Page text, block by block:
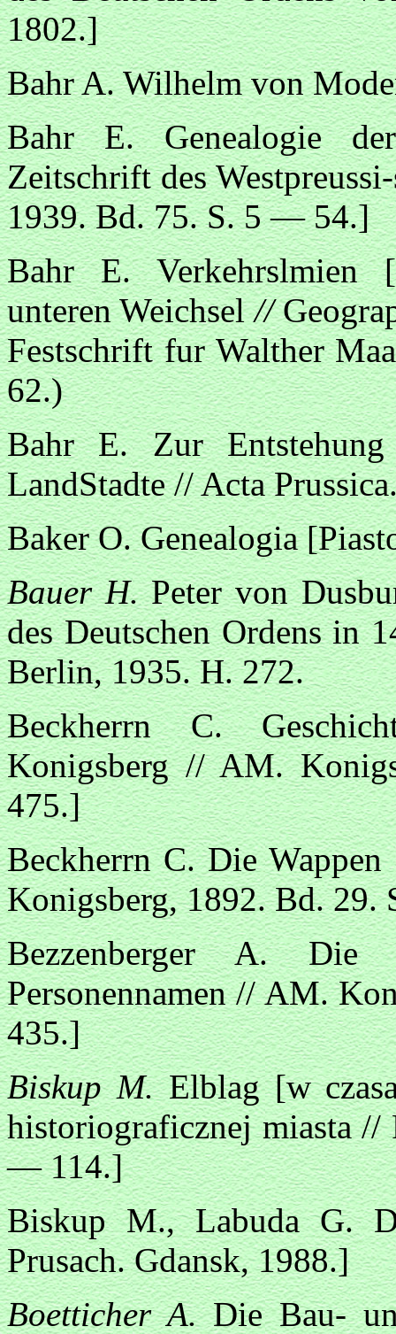
1802.]
Bahr A. Wilhelm von
Bahr E. Genealogie
Zeitschrift des
1939. Bd. 75. S. 5 — 54.]
Bahr E. Verkehrslmien
unteren Weichsel//
Festschrift fur Walther
62.)
Bahr E. Zur Entstehung
LandStadte // Acta
Baker O. Genealogia
Bauer H.Peter von
des Deutschen Ordens in
Berlin, 1935. H. 272.
Beckherrn C.
Konigsberg // AM.
475.]
Beckherrn C. Die
Konigsberg, 1892. Bd.
Bezzenberger A. Die
Personennamen // AM.
435.]
Biskup M.Elblag [w
historiograficznej miasta
— 114.]
Biskup M., Labuda G.
Prusach. Gdansk, 1988.]
Boetticher A.Die Bau-